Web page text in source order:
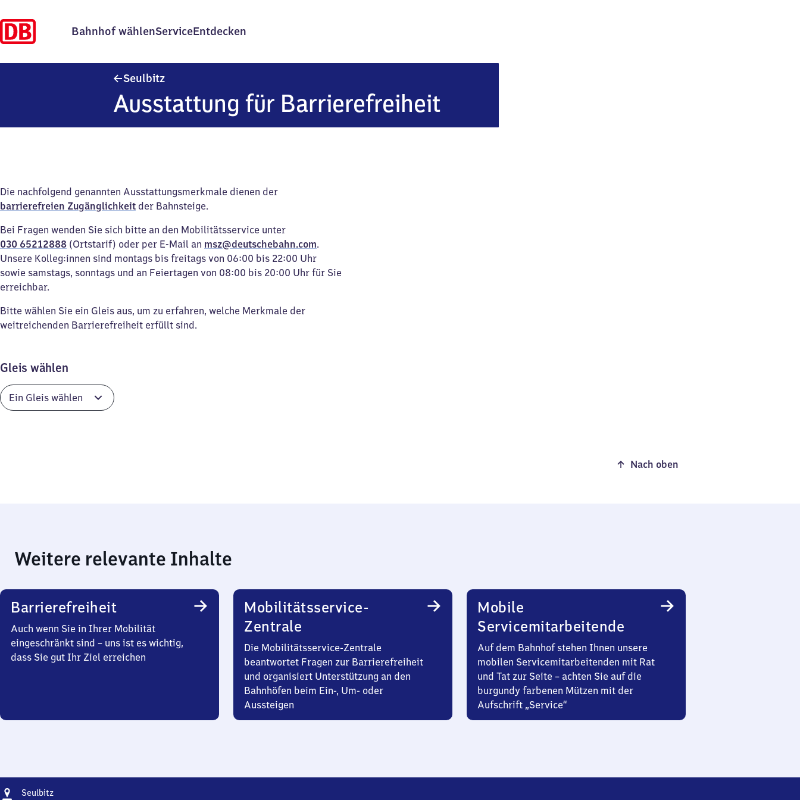
Bahnhof wählenServiceEntdecken
Seulbitz
Ausstattung für Barrierefreiheit
Die nachfolgend genannten Ausstattungsmerkmale dienen der
barrierefreien Zugänglichkeit der Bahnsteige.
Bei Fragen wenden Sie sich bitte an den Mobilitätsservice unter
030 65212888 (Ortstarif) oder per E-Mail an msz@deutschebahn.com.
Unsere Kolleg:innen sind montags bis freitags von 06:00 bis 22:00 Uhr
sowie samstags, sonntags und an Feiertagen von 08:00 bis 20:00 Uhr für Sie
erreichbar.
Bitte wählen Sie ein Gleis aus, um zu erfahren, welche Merkmale der
weitreichenden Barrierefreiheit erfüllt sind.
Gleis wählen
Nach oben
Weitere relevante Inhalte
Barrierefreiheit
Auch wenn Sie in Ihrer Mobilität
eingeschränkt sind – uns ist es wichtig,
dass Sie gut Ihr Ziel erreichen
Mobilitätsservice-
Zentrale
Die Mobilitätsservice-Zentrale
beantwortet Fragen zur Barrierefreiheit
und organisiert Unterstützung an den
Bahnhöfen beim Ein-, Um- oder
Aussteigen
Mobile
Servicemitarbeitende
Auf dem Bahnhof stehen Ihnen unsere
mobilen Servicemitarbeitenden mit Rat
und Tat zur Seite – achten Sie auf die
burgundy farbenen Mützen mit der
Aufschrift „Service“
Adresse
SeulbitzSeulbitz